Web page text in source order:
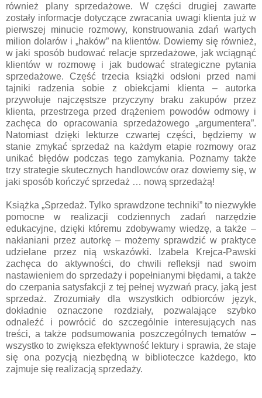
również plany sprzedażowe. W części drugiej zawarte
zostały informacje dotyczące zwracania uwagi klienta już w
pierwszej minucie rozmowy, konstruowania zdań wartych
milion dolarów i „haków” na klientów. Dowiemy się również,
w jaki sposób budować relacje sprzedażowe, jak wciągnąć
klientów w rozmowę i jak budować strategiczne pytania
sprzedażowe. Część trzecia książki odsłoni przed nami
tajniki radzenia sobie z obiekcjami klienta – autorka
przywołuje najczęstsze przyczyny braku zakupów przez
klienta, przestrzega przed drążeniem powodów odmowy i
zachęca do opracowania sprzedażowego „argumentera”.
Natomiast dzięki lekturze czwartej części, będziemy w
stanie zmykać sprzedaż na każdym etapie rozmowy oraz
unikać błędów podczas tego zamykania. Poznamy także
trzy strategie skutecznych handlowców oraz dowiemy się, w
jaki sposób kończyć sprzedaż … nową sprzedażą!
Książka „Sprzedaż. Tylko sprawdzone techniki” to niezwykłe
pomocne w realizacji codziennych zadań narzędzie
edukacyjne, dzięki któremu zdobywamy wiedzę, a także –
nakłaniani przez autorkę – możemy sprawdzić w praktyce
udzielane przez nią wskazówki. Izabela Krejca-Pawski
zachęca do aktywności, do chwili refleksji nad swoim
nastawieniem do sprzedaży i popełnianymi błędami, a także
do czerpania satysfakcji z tej pełnej wyzwań pracy, jaką jest
sprzedaż. Zrozumiały dla wszystkich odbiorców język,
dokładnie oznaczone rozdziały, pozwalające szybko
odnaleźć i powrócić do szczególnie interesujących nas
treści, a także podsumowania poszczególnych tematów –
wszystko to zwiększa efektywność lektury i sprawia, że staje
się ona pozycją niezbędną w biblioteczce każdego, kto
zajmuje się realizacją sprzedaży.